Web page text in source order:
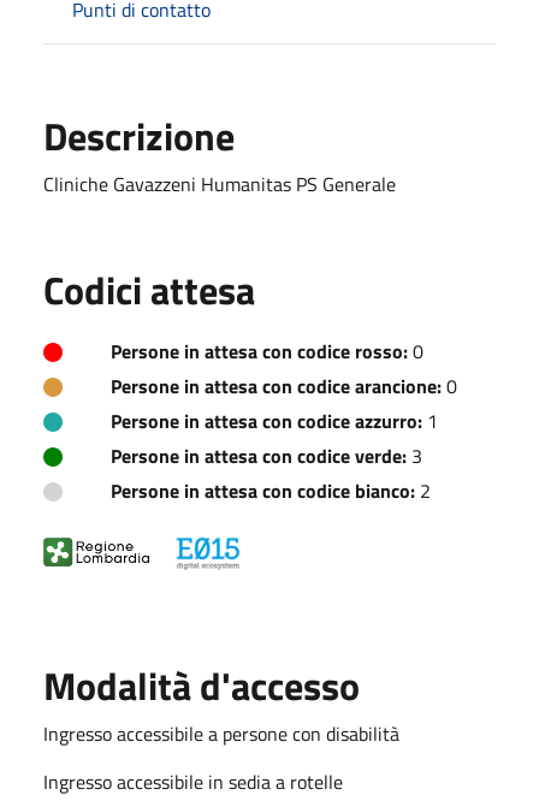
Punti di contatto
Descrizione
Cliniche Gavazzeni Humanitas PS Generale
Codici attesa
Persone in attesa con codice rosso:0
Persone in attesa con codice arancione:0
Persone in attesa con codice azzurro: 1
Persone in attesa con codice verde: 3
Persone in attesa con codice bianco: 2
Modalità d'accesso
Ingresso accessibile a persone con disabilità
Ingresso accessibile in sedia a rotelle